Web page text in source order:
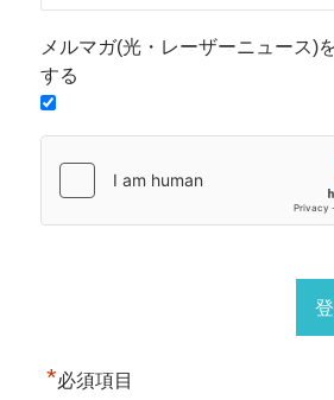
メルマガ(光・レーザーニュース)
する
*必須項目